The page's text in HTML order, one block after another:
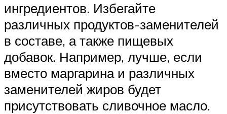
ингредиентов. Избегайте
различных продуктов-заменителей
в составе, а также пищевых
добавок. Например, лучше, если
вместо маргарина и различных
заменителей жиров будет
присутствовать сливочное масло.